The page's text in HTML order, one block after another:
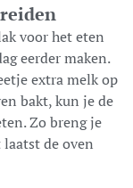
voor het eten
eerder maken.
extra melk op
bakt, kun je de
Zo breng je
de oven